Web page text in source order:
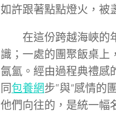
如許跟著點點燈火，被
在這份跨越海峽的
識；一處的團聚飯桌上
氤氳。經由過程典禮感
同包養網步”與“感情的
他們向往的，是統一幅